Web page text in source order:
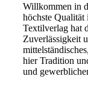
Willkommen in
höchste Qualität
Textilverlag hat
Zuverlässigkeit
hier Tradition
und